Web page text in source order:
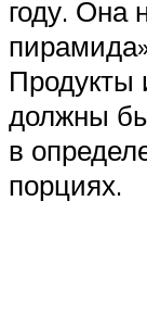
году. Она
Продукты
должны
в
порциях.